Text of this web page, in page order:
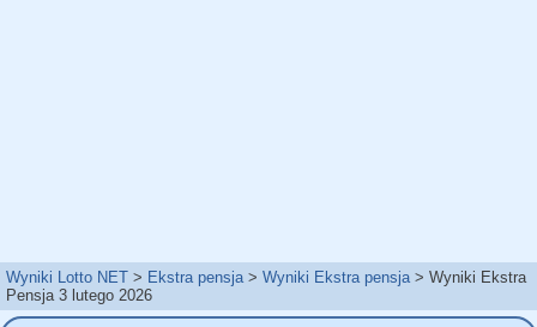
Wyniki Lotto NET Ekstra pensja Wyniki Ekstra pensja
Wyniki Ekstra
Pensja 3 lutego 2026